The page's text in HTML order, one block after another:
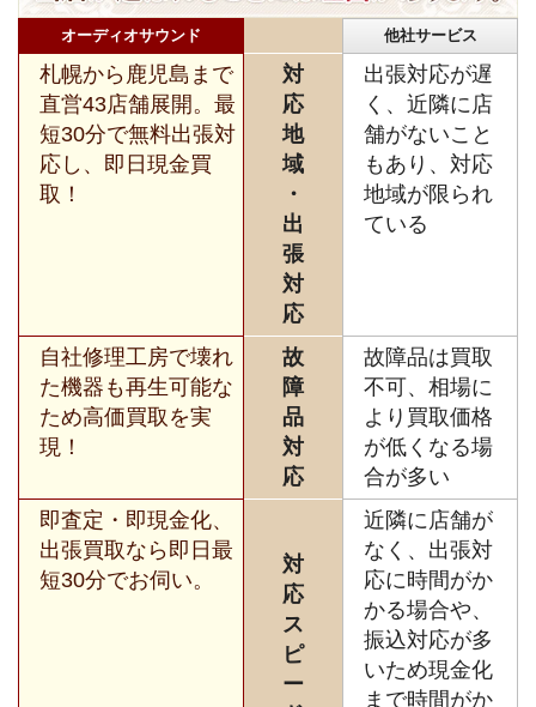
オーディオサウンド 他社サービス
札幌から鹿児島まで
直営43店舗展開。最
短30分で無料出張対
応し、即日現金買
取！
対
応
地
域
・
出
張
対
応
出張対応が遅
く、近隣に店
舗がないこと
もあり、対応
地域が限られ
ている
自社修理工房で壊れ
た機器も再生可能な
ため高価買取を実
現！
故
障
品
対
応
故障品は買取
不可、相場に
より買取価格
が低くなる場
合が多い
即査定・即現金化、
出張買取なら即日最
短30分でお伺い。
対
応
ス
ピ
ー
近隣に店舗が
なく、出張対
応に時間がか
かる場合や、
振込対応が多
いため現金化
まで時間がか